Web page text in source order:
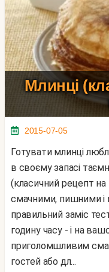
Млинці
2015-07-05
Готувати млинці люблять багато, кожна господиня має
в своєму запасі
(класичний рецепт на
смачними, пишними і
правильний заміс
годину часу - і на
приголомшливим
гостей або дл...